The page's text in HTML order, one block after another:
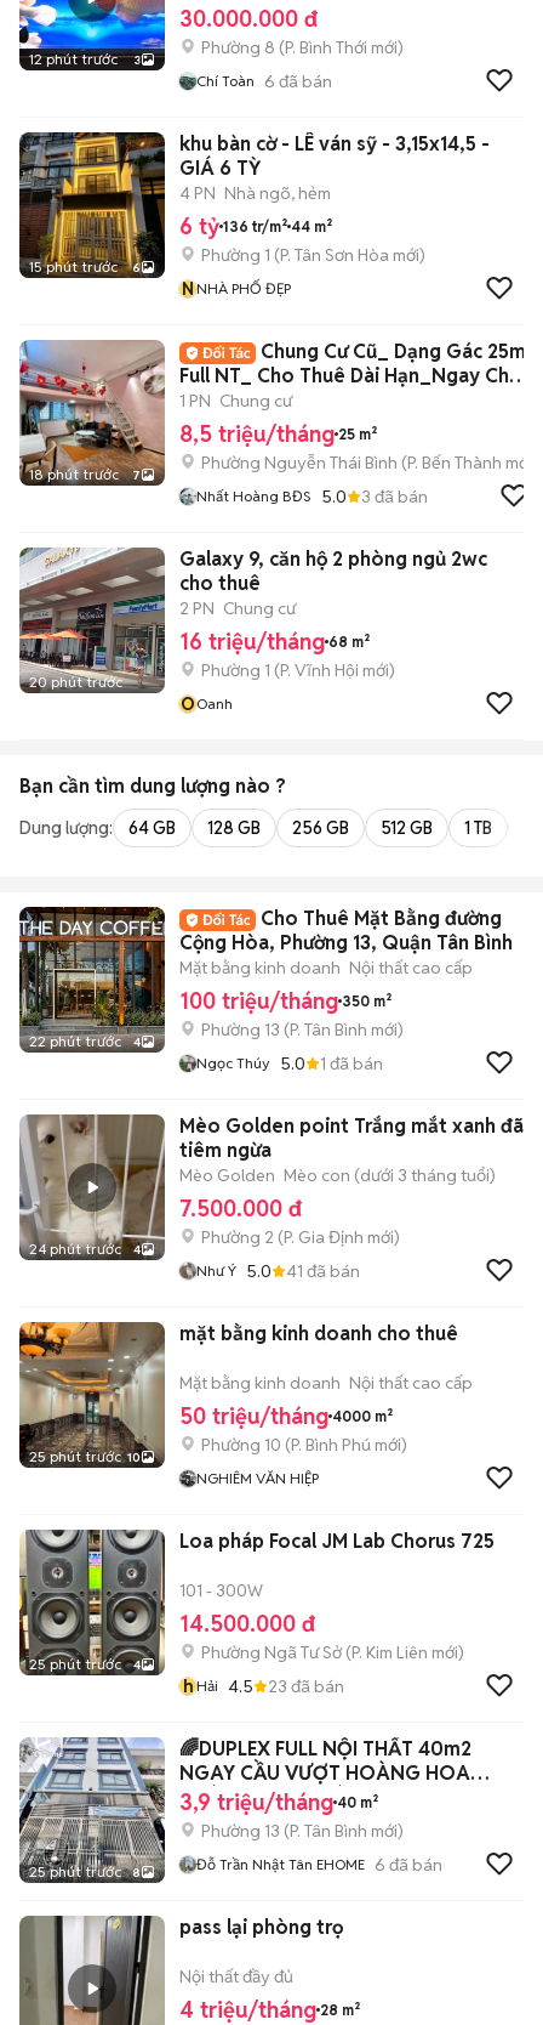
12 phút trước 3
30.000.000 đ
Phường 8 (P. Bình Thới mới)
Chí Toàn 6 đã bán
15 phút trước 6
khu bàn cờ - LÊ ván sỹ - 3,15x14,5 -
GIÁ 6 TỲ
4 PN Nhà ngõ, hẻm
6 tỷ 136 tr/m² 44 m²
Phường 1 (P. Tân Sơn Hòa mới)
NNHÀ PHỐ ĐẸP
18 phút trước 7
Chung Cư Cũ_ Dạng Gác 25m2
Full NT_ Cho Thuê Dài Hạn_Ngay Chợ
BThanh
1 PN Chung cư
8,5 triệu/tháng 25 m²
Phường Nguyễn Thái Bình (P. Bến Thành mới)
Nhất Hoàng BĐS 5.0 3 đã bán
20 phút trước
Galaxy 9, căn hộ 2 phòng ngủ 2wc
cho thuê
2 PN Chung cư
16 triệu/tháng 68 m²
Phường 1 (P. Vĩnh Hội mới)
OOanh
Bạn cần tìm dung lượng nào ?
Dung lượng: 64 GB 128 GB 256 GB 512 GB 1 TB
22 phút trước 4
Cho Thuê Mặt Bằng đường
Cộng Hòa, Phường 13, Quận Tân Bình
Mặt bằng kinh doanh Nội thất cao cấp
100 triệu/tháng 350 m²
Phường 13 (P. Tân Bình mới)
Ngọc Thúy 5.0 1 đã bán
24 phút trước 4
Mèo Golden point Trắng mắt xanh đã
tiêm ngừa
Mèo Golden Mèo con (dưới 3 tháng tuổi)
7.500.000 đ
Phường 2 (P. Gia Định mới)
Như Ý 5.0 41 đã bán
25 phút trước 10
mặt bằng kinh doanh cho thuê
Mặt bằng kinh doanh Nội thất cao cấp
50 triệu/tháng 4000 m²
Phường 10 (P. Bình Phú mới)
NGHIÊM VĂN HIỆP
25 phút trước 4
Loa pháp Focal JM Lab Chorus 725
101 - 300W
14.500.000 đ
Phường Ngã Tư Sở(P. Kim Liên mới)
hHải 4.5 23 đã bán
25 phút trước 8
🌈DUPLEX FULL NỘI THẤT 40m2
NGAY CẦU VƯỢT HOÀNG HOA
THÁM CỘNG HOÀ
3,9 triệu/tháng 40 m²
Phường 13 (P. Tân Bình mới)
Đỗ Trần Nhật Tân EHOME 6 đã bán
pass lại phòng trọ
Nội thất đầy đủ
4 triệu/tháng 28 m²